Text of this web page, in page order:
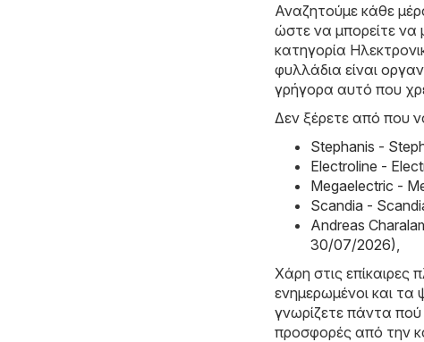
Αναζητούμε κάθε
ώστε να μπορείτε να
κατηγορία
φυλλάδια είναι
γρήγορα αυτό που
Δεν ξέρετε από που
Stephanis -
Electroline -
Megaelectric -
Scandia -
Andreas
30/07/2026)
Χάρη στις επίκαιρες
ενημερωμένοι και τα
γνωρίζετε πάντα πού
προσφορές από την